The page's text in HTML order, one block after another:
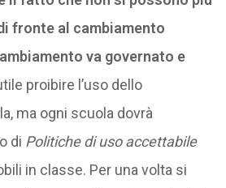
fronte al cambiamento
va governato e
proibire l’uso dello
ma ogni scuola dovrà
di Politiche di uso accettabile
in classe. Per una volta si